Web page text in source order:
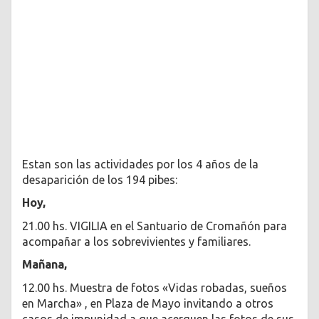
Estan son las actividades por los 4 años de la
desaparición de los 194 pibes:
Hoy,
21.00 hs. VIGILIA en el Santuario de Cromañón para
acompañar a los sobrevivientes y familiares.
Mañana,
12.00 hs. Muestra de fotos «Vidas robadas, sueños
en Marcha» , en Plaza de Mayo invitando a otros